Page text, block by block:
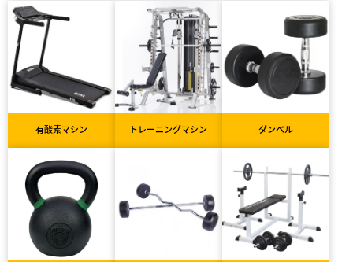
有酸素マシン トレーニングマシン ダンベル